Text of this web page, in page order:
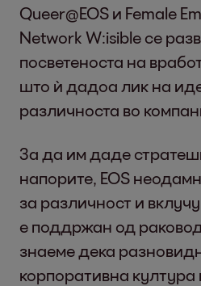
Queer@EOS и Female
Network W:isible се
посветеноста на
што ѝ дадоа лик на
различноста во
За да им даде
напорите, EOS
за различност и
е поддржан од
знаеме дека
корпоративна култура